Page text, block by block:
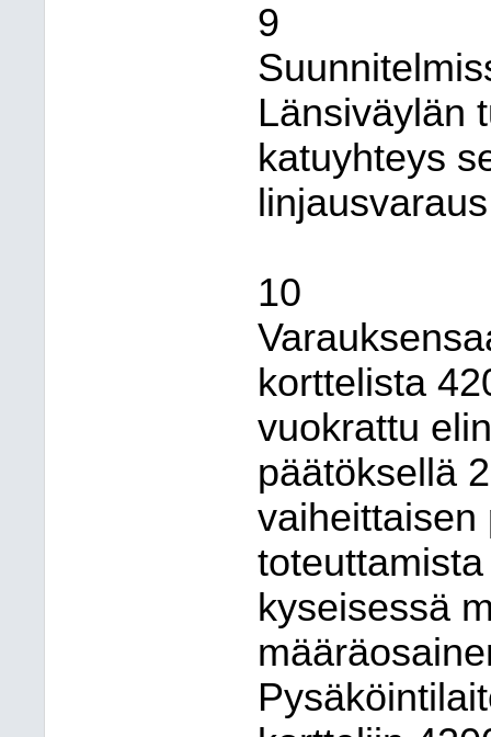
9
Länsiväylän
katuyhteys
10
korttelista
vuokrattu
päätöksellä
vaiheittaisen
kyseisessä